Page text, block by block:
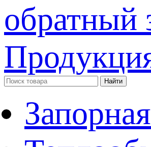
обратный